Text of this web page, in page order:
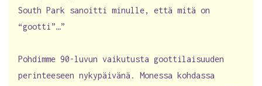
South Park sanoitti minulle, että mitä on
“gootti”…”
Pohdimme 90-luvun vaikutusta goottilaisuuden
perinteeseen nykypäivänä. Monessa kohdassa